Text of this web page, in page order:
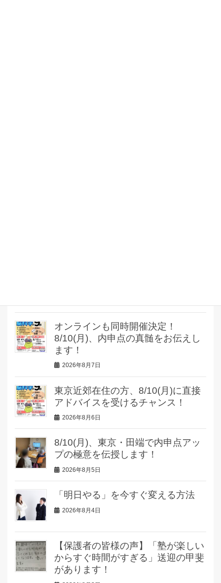
オンラインも同時開催決定！
8/10(月)、内申点の真髄をお伝えし
ます！
2026年8月7日
東京近郊在住の方、8/10(月)に直接
アドバイスを受けるチャンス！
2026年8月6日
8/10(月)、東京・田端で内申点アッ
プの極意を伝授します！
2026年8月5日
「明日やる」を今すぐ変える方法
2026年8月4日
【保護者の皆様の声】「塾が楽しい
からすぐ時間がすぎる」送迎の甲斐
があります！